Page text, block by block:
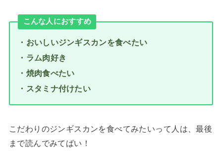
こんな人におすすめ
・おいしいジンギスカンを食べたい
・ラム肉好き
・焼肉食べたい
・スタミナ付けたい
こだわりのジンギスカンを食べてみたいって人は、最後
まで読んでみてばい！